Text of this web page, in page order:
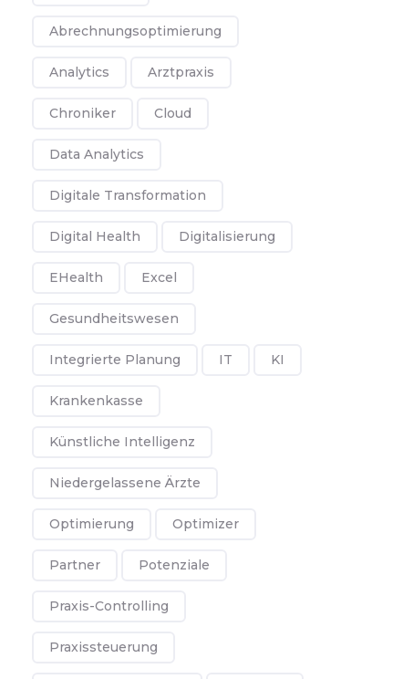
Abrechnungsoptimierung
Analytics Arztpraxis
Chroniker Cloud
Data Analytics
Digitale Transformation
Digital Health Digitalisierung
EHealth Excel
Gesundheitswesen
Integrierte Planung IT KI
Krankenkasse
Künstliche Intelligenz
Niedergelassene Ärzte
Optimierung Optimizer
Partner Potenziale
Praxis-Controlling
Praxissteuerung